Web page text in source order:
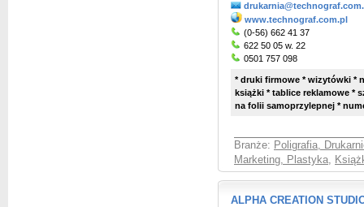
www.technograf.com.pl
(0-56) 662 41 37
622 50 05 w. 22
0501 757 098
* druki firmowe * wizytówki *
książki * tablice reklamowe *
na folii samoprzylepnej *
Branże: Poligrafia,
Marketing, Plastyka,
ALPHA CREATION